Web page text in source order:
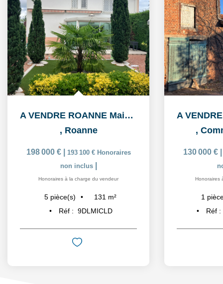
A VENDRE ROANNE Maison 5 pièce(s) 130.64 m2
, Roanne
198 000 € 193 100 € Honoraires
non inclus
Honoraires à la charge du vendeur
5 pièce(s) 131 m²
Réf : 9DLMICLD
,
130 000 €
Honoraires
1
Réf :